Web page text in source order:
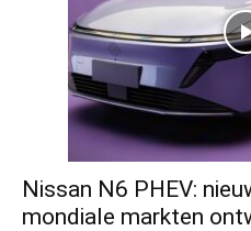
Nissan N6 PHEV:
mondiale markten